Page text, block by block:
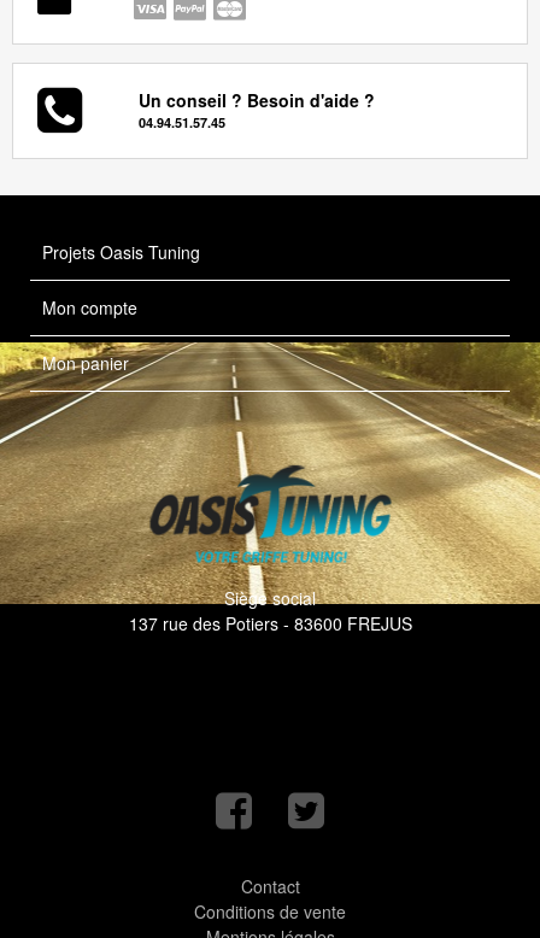
Un conseil ? Besoin d'aide ?
04.94.51.57.45
Projets Oasis Tuning
Mon compte
Mon panier
Siège social
137 rue des Potiers - 83600 FREJUS
Contact
Conditions de vente